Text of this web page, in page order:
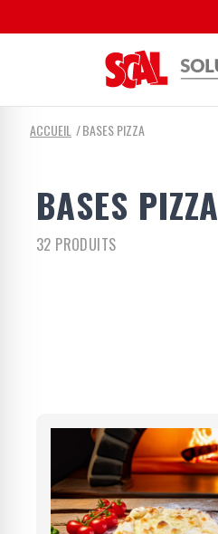
ACCUEIL BASES PIZZA
BASES PIZZA
32 PRODUITS